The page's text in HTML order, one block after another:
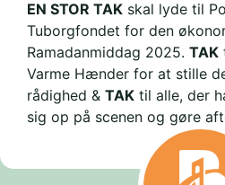
EN STOR TAK skal lyde til
Tuborgfondet for den
Ramadanmiddag 2025. TAK
Varme Hænder for at stille
rådighed & TAK til alle, der
sig op på scenen og gøre